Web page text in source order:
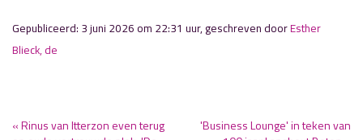
Gepubliceerd: 3 juni 2026 om 22:31 uur, geschreven doorEsther
Blieck, de
« Rinus van Itterzon even terug
'Business Lounge' in teken van